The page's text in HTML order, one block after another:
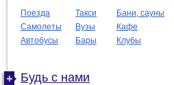
Поезда Такси
Бани, сауны
Самолеты
Вузы
Кафе
Автобусы
Бары Клубы
Будь с нами